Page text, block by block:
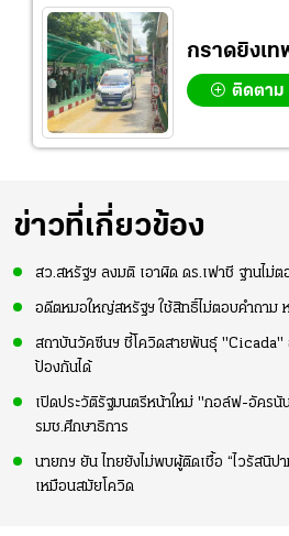
กราดยิงเ
ติดตาม
ข่าวที่เกี่ยวข้อง
สว.สหรัฐฯ ลงมติ เอาผิด ดร.เฟาชี ฐานไม่
อดีตหมอใหญ่สหรัฐฯ ใช้สิทธิ์ไม่ตอบคำถาม
สถาบันวัคซีนฯ ชี้โควิดสายพันธุ์ "Cicada"
ป้องกันได้
เปิดประวัติรัฐมนตรีหน้าใหม่ "กอล์ฟ-อัค
รมช.ศึกษาธิการ
นายกฯ ยัน ไทยยังไม่พบผู้ติดเชื้อ “ไวรัสนิป
เหมือนสมัยโควิด